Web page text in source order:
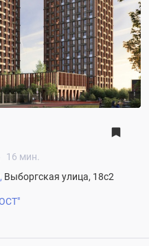
16 мин.
Выборгская улица, 18с2